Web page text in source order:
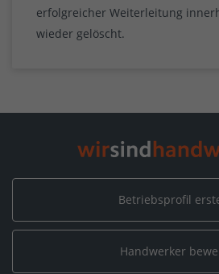
erfolgreicher Weiterleitung
wieder gelöscht.
Betriebsprofil
Handwerker